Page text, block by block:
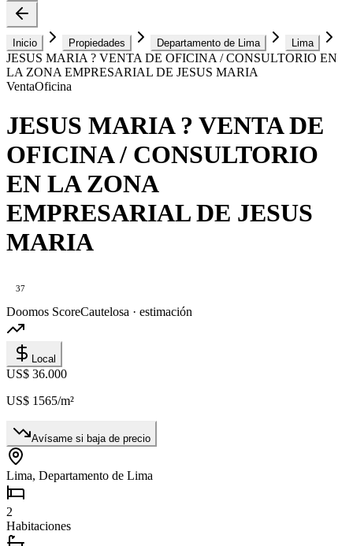
Inicio Propiedades Departamento de Lima Lima
JESUS MARIA ? VENTA DE OFICINA / CONSULTORIO EN
LA ZONA EMPRESARIAL DE JESUS MARIA
VentaOficina
JESUS MARIA ? VENTA DE
OFICINA / CONSULTORIO
EN LA ZONA
EMPRESARIAL DE JESUS
MARIA
37
Doomos ScoreCautelosa · estimación
Local
US$ 36.000
US$ 1565/m²
Avísame si baja de precio
Lima, Departamento de Lima
2
Habitaciones